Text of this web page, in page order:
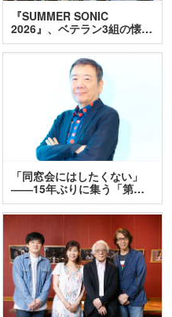
『SUMMER SONIC
2026』、ベテラン3組の懐…
「同窓会にはしたくない」
――15年ぶりに集う「第…